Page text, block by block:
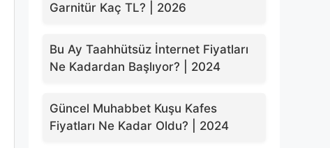
Garnitür Kaç TL? | 2026
Bu Ay Taahhütsüz İnternet Fiyatları
Ne Kadardan Başlıyor? | 2024
Güncel Muhabbet Kuşu Kafes
Fiyatları Ne Kadar Oldu? | 2024